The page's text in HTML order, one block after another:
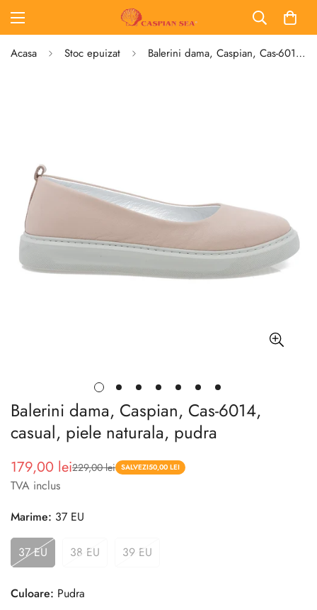
Acasa Stoc epuizat Balerini dama, Caspian, Cas-6014, casual, piele naturala, pudra
Balerini dama, Caspian, Cas-6014,
casual, piele naturala, pudra
Pret
redus
179,00 lei
Pret 229,00 lei SALVEZI50,00 LEI
TVA inclus
Marime: 37 EU
37 EU 38 EU 39 EU
Culoare: Pudra